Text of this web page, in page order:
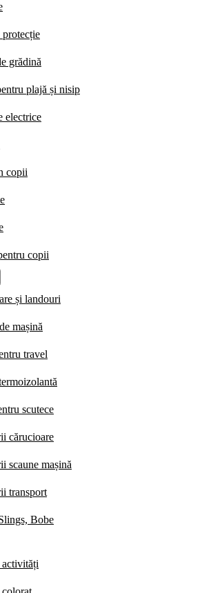
protecție
grădină
plajă și nisip
electrice
copii
copii
și landouri
mașină
travel
scutece
cărucioare
scaune mașină
transport
Bobe